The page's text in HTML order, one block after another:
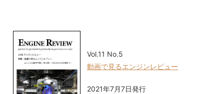
Vol.11 No.5
動画で見るエンジンレビュー
2021年7月7日発行